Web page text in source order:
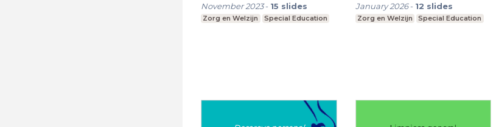
November 2023- 15 slides
Zorg en Welzijn Special Education
January 2026- 12 slides
Zorg en Welzijn Special Education